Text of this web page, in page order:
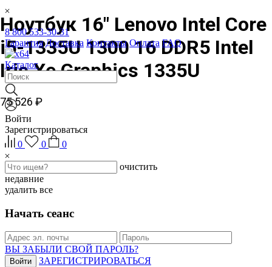
8 800 533-30-31
Гарантия Доставка Контакты Оплата FAQ
Каталог
Войти
Зарегистрироваться
0
0 0
очистить
недавние
удалить все
Начать сеанс
ВЫ ЗАБЫЛИ СВОЙ ПАРОЛЬ?
Войти ЗАРЕГИСТРИРОВАТЬСЯ
Ноутбук 16" Lenovo Intel Core
i5-1335U 1300 16 DDR5 Intel
Iris Xe Graphics 1335U
75 526 ₽